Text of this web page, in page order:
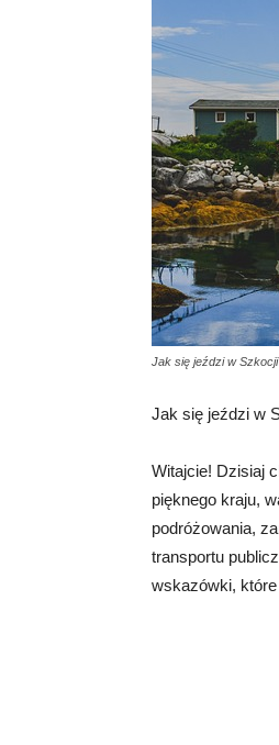
Jak się jeździ w
Jak się jeździ w
Witajcie! Dzisiaj
pięknego kraju,
podróżowania,
transportu
wskazówki,